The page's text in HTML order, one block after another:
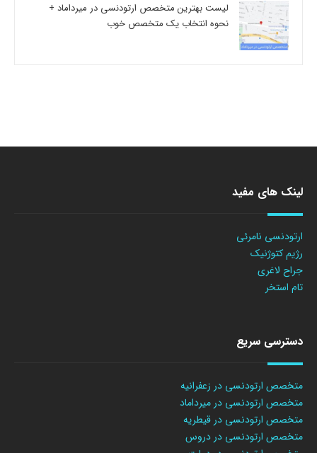
لیست بهترین متخصص ارتودنسی در میرداماد +
نحوه انتخاب یک متخصص خوب
لینک های مفید
ارتودنسی نامرئی
رژیم کتوژنیک
جراح لاغری
تام استخر
دسترسی سریع
متخصص ارتودنسی در زعفرانیه
متخصص ارتودنسی در میرداماد
متخصص ارتودنسی در قیطریه
متخصص ارتودنسی در دروس